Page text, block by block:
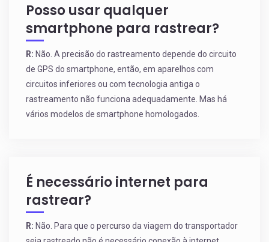
Posso usar qualquer
smartphone para rastrear?
R: Não. A precisão do rastreamento depende do circuito
de GPS do smartphone, então, em aparelhos com
circuitos inferiores ou com tecnologia antiga o
rastreamento não funciona adequadamente. Mas há
vários modelos de smartphone homologados.
É necessário internet para
rastrear?
R: Não. Para que o percurso da viagem do transportador